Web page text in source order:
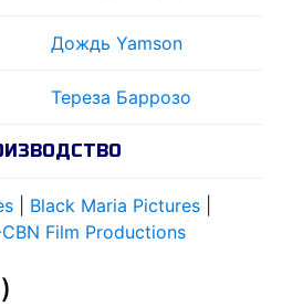
Дождь Yamson
Тереза Баррозо
Black Maria Pictures
Film Productions